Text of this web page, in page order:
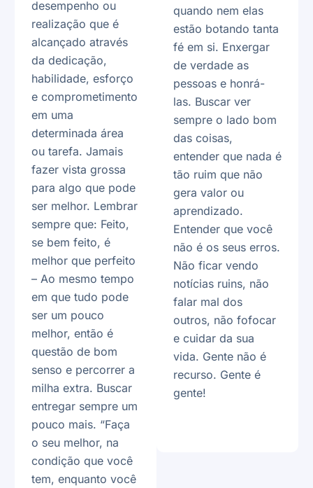
desempenho ou
realização que é
alcançado através
da dedicação,
habilidade, esforço
e comprometimento
em uma
determinada área
ou tarefa. Jamais
fazer vista grossa
para algo que pode
ser melhor. Lembrar
sempre que: Feito,
se bem feito, é
melhor que perfeito
– Ao mesmo tempo
em que tudo pode
ser um pouco
melhor, então é
questão de bom
senso e percorrer a
milha extra. Buscar
entregar sempre um
pouco mais. “Faça
o seu melhor, na
condição que você
tem, enquanto você
quando nem elas
estão botando tanta
fé em si. Enxergar
de verdade as
pessoas e honrá-
las. Buscar ver
sempre o lado bom
das coisas,
entender que nada é
tão ruim que não
gera valor ou
aprendizado.
Entender que você
não é os seus erros.
Não ficar vendo
notícias ruins, não
falar mal dos
outros, não fofocar
e cuidar da sua
vida. Gente não é
recurso. Gente é
gente!